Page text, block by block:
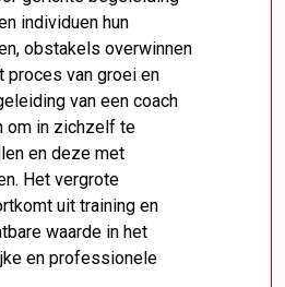
individuen hun
obstakels overwinnen
proces van groei en
van een coach
om in zichzelf te
en deze met
Het vergrote
uit training en
waarde in het
en professionele